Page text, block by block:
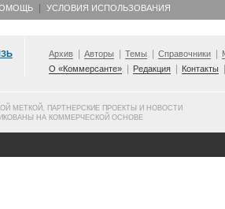
УСЛОВИЯ ИСПОЛЬЗОВАНИЯ
Архив Авторы Темы Справочники
О «Коммерсанте»
Редакция Контакты
МЕТКОЙ, ПАРТНЕРСКИЕ ПРОЕКТЫ И НОВОСТИ
НА КОММЕРЧЕСКОЙ ОСНОВЕ